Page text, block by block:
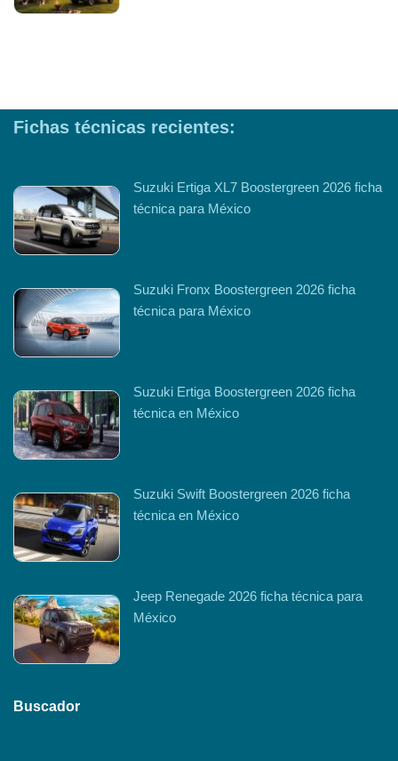
Fichas técnicas recientes:
Suzuki Ertiga XL7 Boostergreen 2026 ficha
técnica para México
Suzuki Fronx Boostergreen 2026 ficha
técnica para México
Suzuki Ertiga Boostergreen 2026 ficha
técnica en México
Suzuki Swift Boostergreen 2026 ficha
técnica en México
Jeep Renegade 2026 ficha técnica para
México
Buscador